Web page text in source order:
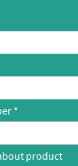
product